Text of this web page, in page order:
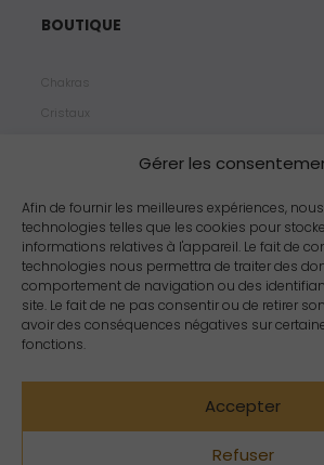
Gérer les
Afin de fournir les meilleures expériences,
technologies telles que les cookies pour
informations relatives à l'appareil. Le fait de
technologies nous permettra de traiter des
comportement de navigation ou des
site. Le fait de ne pas consentir ou de retirer
avoir des conséquences négatives sur
fonctions.
Accepter
Refuser
BOUTIQUE
Chakras
Cristaux
Propriétés
Arômes
Zodiacs